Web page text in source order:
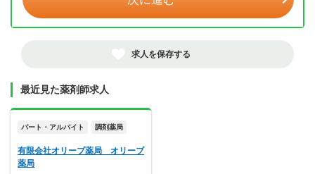
求人を保存する
最近見た薬剤師求人
パート・アルバイト 調剤薬局
有限会社オリーブ薬局 オリーブ
薬局